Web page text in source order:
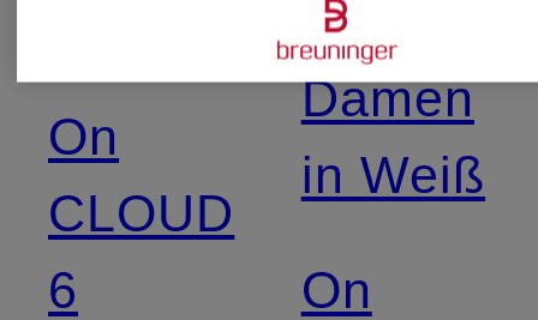
On
CLOUD
6
Schuhe
Damen
in Weiß
On